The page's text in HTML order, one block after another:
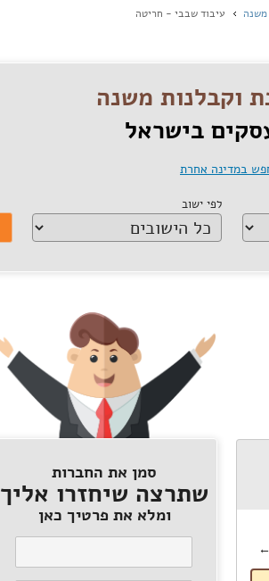
משנה עיבוד שבבי - חריטה
וקבלנות משנה
בישראל
במדינה אחרת
לפי ישוב
סמן את החברות
שתרצה שיחזרו אליך
ומלא את פרטיך כאן